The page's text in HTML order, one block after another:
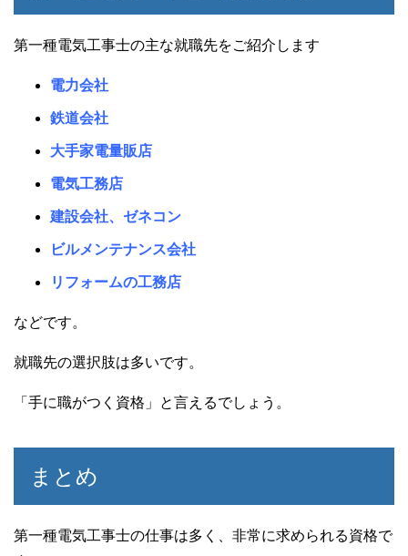
第一種電気工事士の主な就職先をご紹介します
電力会社
鉄道会社
大手家電量販店
電気工務店
建設会社、ゼネコン
ビルメンテナンス会社
リフォームの工務店
などです。
就職先の選択肢は多いです。
「手に職がつく資格」と言えるでしょう。
まとめ
第一種電気工事士の仕事は多く、非常に求められる資格で